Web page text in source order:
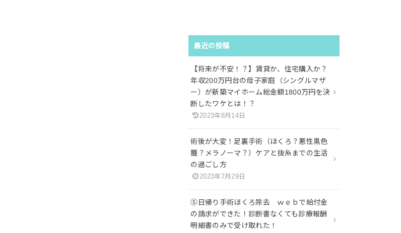
最近の投稿
【将来が不安！？】賃貸か、住宅購入か？
年収200万円台の母子家庭（シングルマザ
ー）が新築マイホーム総金額1800万円を決
断したワケとは！？
2023年8月14日
術後が大変！足裏手術（ほくろ？悪性黒色
腫？メラノーマ？）ケアと抜糸までの生活
の過ごし方
2023年7月29日
⑤日帰り手術ほくろ除去 ｗｅｂで給付金
の請求ができた！診断書なくても診療報酬
明細書のみで受け取れた！